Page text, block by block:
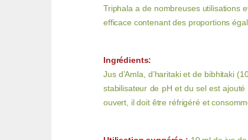
Triphala a de nombreuses utilisations
efficace contenant des proportions
Ingrédients:
Jus d’Amla, d’haritaki et de bibhitaki
stabilisateur de pH et du sel est
ouvert, il doit être réfrigéré et